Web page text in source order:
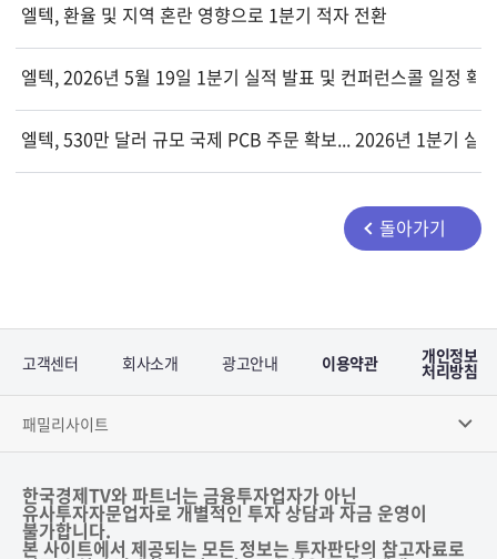
엘텍, 환율 및 지역 혼란 영향으로 1분기 적자 전환
엘텍, 2026년 5월 19일 1분기 실적 발표 및 컨퍼런스콜 일정 확
엘텍, 530만 달러 규모 국제 PCB 주문 확보... 2026년 1분기 실
돌아가기
고객센터 회사소개 광고안내 이용약관 개인정보
처리방침
패밀리사이트
한국경제TV와 파트너는 금융투자업자가 아닌
유사투자자문업자로 개별적인 투자 상담과 자금 운영이
불가합니다.
본 사이트에서 제공되는 모든 정보는 투자판단의 참고자료로